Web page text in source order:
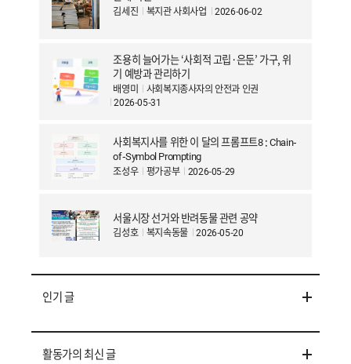
김세진 복지관 사회사업 2026-06-02
조용히 늘어가는 ‘사회적 고립·은둔’ 가구, 위
기 예방과 관리하기
배영미
사회복지종사자의 안전과 인권
2026-05-31
사회복지사를 위한 이 달의 프롬프트8 : Chain-
of-Symbol Prompting
조성우 평가공부 2026-05-29
서울시장 선거와 반려동물 관련 공약
김성호 복지속동물 2026-05-20
인기 글
활동가의 최신 글